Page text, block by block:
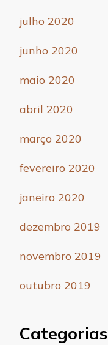
julho 2020
junho 2020
maio 2020
abril 2020
março 2020
fevereiro 2020
janeiro 2020
dezembro 2019
novembro 2019
outubro 2019
Categorias